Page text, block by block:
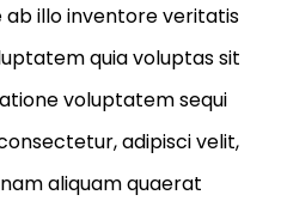
illo inventore veritatis
quia voluptas sit
voluptatem sequi
adipisci velit,
aliquam quaerat